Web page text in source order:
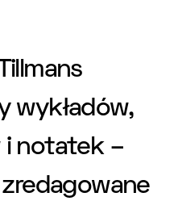
wykładów,
i notatek –